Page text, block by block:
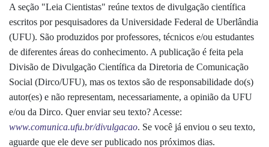
A seção "Leia Cientistas" reúne textos de divulgação científica
escritos por pesquisadores da Universidade Federal de Uberlândia
(UFU). São produzidos por professores, técnicos e/ou estudantes
de diferentes áreas do conhecimento. A publicação é feita pela
Divisão de Divulgação Científica da Diretoria de Comunicação
Social (Dirco/UFU), mas os textos são de responsabilidade do(s)
autor(es) e não representam, necessariamente, a opinião da UFU
e/ou da Dirco. Quer enviar seu texto? Acesse:
www.comunica.ufu.br/divulgacao. Se você já enviou o seu texto,
aguarde que ele deve ser publicado nos próximos dias.